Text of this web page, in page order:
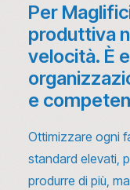
Per
produttiva
velocità. È
e
Ottimizzare ogni
standard elevati,
produrre di più,